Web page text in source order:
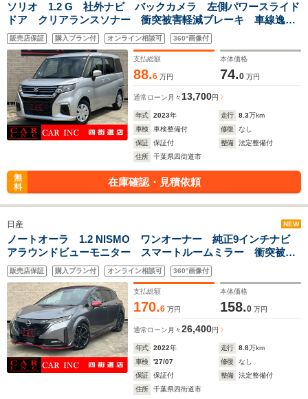
ソリオ 1.2 G 社外ナビ バックカメラ 左側パワースライド
ドア クリアランスソナー 衝突被害軽減ブレーキ 車線逸脱
警報 プッシュスタート ETC オートライト
販売店保証 購入プラン付 オンライン相談可 360°画像付
支払総額
88.6 万円
本体価格
74.0 万円
通常ローン 月々 13,700円
年式 2023年 走行 8.3万km
車検
車検整備付 修復
なし
保証
保証付 整備
法定整備付
住所
千葉県四街道市
無
料
在庫確認・見積依頼
日産 NEW
ノートオーラ 1.2 NISMO ワンオーナー 純正9インチナビ
アラウンドビューモニター スマートルームミラー 衝突被害
軽減ブレーキ ブラインドスポットモニター クリアランスソ
ナー ETC LEDヘッドライト 専用エアロ
販売店保証 購入プラン付 オンライン相談可 360°画像付
支払総額
170.6 万円
本体価格
158.0 万円
通常ローン 月々26,400円
年式 2022年 走行 8.8万km
車検
'27/07 修復
なし
保証
保証付 整備
法定整備付
住所
千葉県四街道市